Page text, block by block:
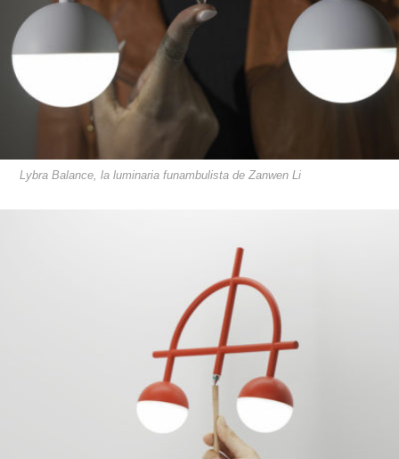
Lybra Balance, la luminaria funambulista de Zanwen Li